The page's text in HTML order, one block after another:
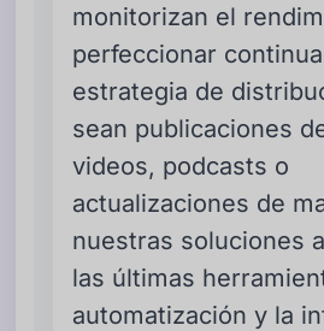
monitorizan el
perfeccionar
estrategia de
sean publicaciones
videos, podcasts o
actualizaciones de
nuestras soluciones
las últimas
automatización y la